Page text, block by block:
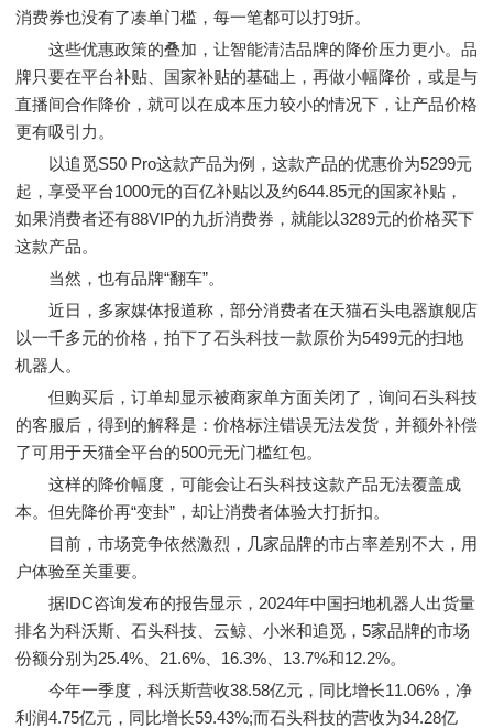
消费券也没有了凑单门槛，每一笔都可以打9折。
这些优惠政策的叠加，让智能清洁品牌的降价压力更小。品
牌只要在平台补贴、国家补贴的基础上，再做小幅降价，或是与
直播间合作降价，就可以在成本压力较小的情况下，让产品价格
更有吸引力。
以追觅S50 Pro这款产品为例，这款产品的优惠价为5299元
起，享受平台1000元的百亿补贴以及约644.85元的国家补贴，
如果消费者还有88VIP的九折消费券，就能以3289元的价格买下
这款产品。
当然，也有品牌“翻车”。
近日，多家媒体报道称，部分消费者在天猫石头电器旗舰店
以一千多元的价格，拍下了石头科技一款原价为5499元的扫地
机器人。
但购买后，订单却显示被商家单方面关闭了，询问石头科技
的客服后，得到的解释是：价格标注错误无法发货，并额外补偿
了可用于天猫全平台的500元无门槛红包。
这样的降价幅度，可能会让石头科技这款产品无法覆盖成
本。但先降价再“变卦”，却让消费者体验大打折扣。
目前，市场竞争依然激烈，几家品牌的市占率差别不大，用
户体验至关重要。
据IDC咨询发布的报告显示，2024年中国扫地机器人出货量
排名为科沃斯、石头科技、云鲸、小米和追觅，5家品牌的市场
份额分别为25.4%、21.6%、16.3%、13.7%和12.2%。
今年一季度，科沃斯营收38.58亿元，同比增长11.06%，净
利润4.75亿元，同比增长59.43%;而石头科技的营收为34.28亿